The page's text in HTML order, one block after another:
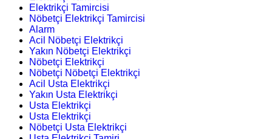
Elektrikçi Tamircisi
Nöbetçi Elektrikçi Tamircisi
Alarm
Acil Nöbetçi Elektrikçi
Yakın Nöbetçi Elektrikçi
Nöbetçi Elektrikçi
Nöbetçi Nöbetçi Elektrikçi
Acil Usta Elektrikçi
Yakın Usta Elektrikçi
Usta Elektrikçi
Usta Elektrikçi
Nöbetçi Usta Elektrikçi